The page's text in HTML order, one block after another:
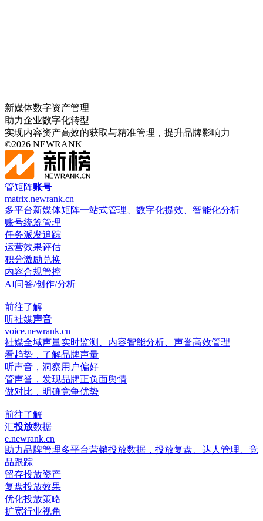
新媒体数字资产管理
助力企业数字化转型
实现内容资产高效的获取与精准管理，提升品牌影响力
©2026 NEWRANK
管矩阵账号
matrix.newrank.cn
多平台新媒体矩阵一站式管理、数字化提效、智能化分析
账号统筹管理
任务派发追踪
运营效果评估
积分激励兑换
内容合规管控
AI问答/创作/分析
前往了解
听社媒声音
voice.newrank.cn
社媒全域声量实时监测、内容智能分析、声誉高效管理
看趋势，了解品牌声量
听声音，洞察用户偏好
管声誉，发现品牌正负面舆情
做对比，明确竞争优势
前往了解
汇投放数据
e.newrank.cn
助力品牌管理多平台营销投放数据，投放复盘、达人管理、竞
品跟踪
留存投放资产
复盘投放效果
优化投放策略
扩宽行业视角